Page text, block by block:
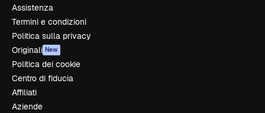
Assistenza
Termini e condizioni
Politica sulla privacy
Originali New
Politica dei cookie
Centro di fiducia
Affiliati
Aziende